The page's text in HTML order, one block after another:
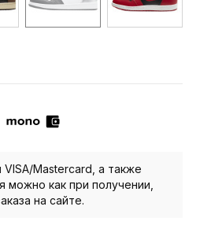
VISA/Mastercard, а также
можно как при получении,
на сайте.